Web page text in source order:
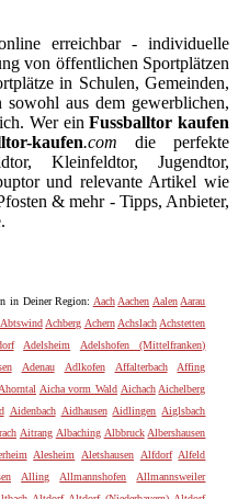
erreichbar - individuelle
von öffentlichen Sportplätzen
in Schulen, Gemeinden,
aus dem gewerblichen,
Wer einFussballtor kaufen
kaufen.com die perfekte
Kleinfeldtor, Jugendtor,
und relevante Artikel wie
& mehr - Tipps, Anbieter,
in Deiner Region: Aach Aachen Aalen Aarau
Abtswind Achberg Achern Achslach Achstetten
Adelsheim
Adelshofen (Mittelfranken)
Adenau Adlkofen Affalterbach
Affing
Ahorntal Aicha vorm Wald Aichach Aichelberg
Aidenbach Aidhausen Aidlingen Aiglsbach
Aitrang Albaching Albbruck Albershausen
Alesheim Aletshausen Alfdorf Alfeld
Alling Allmannshofen
Allmannsweiler